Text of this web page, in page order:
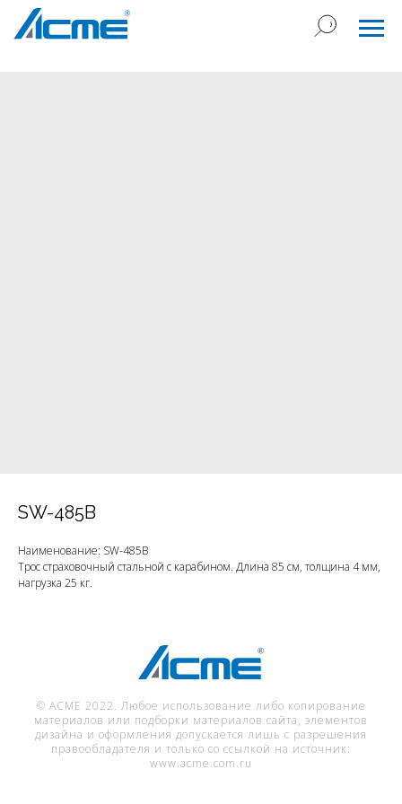
SW-485B
Наименование: SW-485B
Трос страховочный стальной с карабином. Длина 85 см, толщина 4 мм,
нагрузка 25 кг.
© ACME 2022. Любое использование либо копирование
материалов или подборки материалов сайта, элементов
дизайна и оформления допускается лишь с разрешения
правообладателя и только со ссылкой на источник:
www.acme.com.ru